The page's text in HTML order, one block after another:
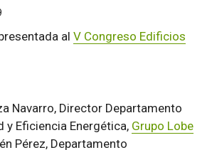
al V Congreso Edificios
Navarro, Director Departamento
y Eficiencia Energética, Grupo Lobe
Pérez, Departamento